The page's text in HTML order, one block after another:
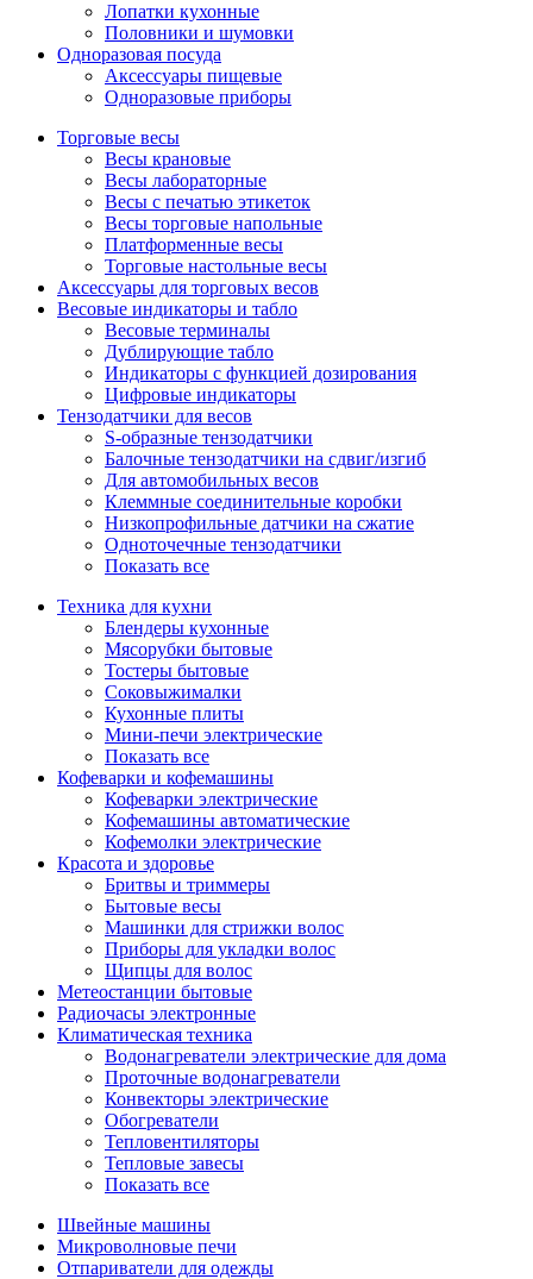
Лопатки кухонные
Половники и шумовки
Одноразовая посуда
Аксессуары пищевые
Одноразовые приборы
Торговые весы
Весы крановые
Весы лабораторные
Весы с печатью этикеток
Весы торговые напольные
Платформенные весы
Торговые настольные весы
Аксессуары для торговых весов
Весовые индикаторы и табло
Весовые терминалы
Дублирующие табло
Индикаторы с функцией дозирования
Цифровые индикаторы
Тензодатчики для весов
S-образные тензодатчики
Балочные тензодатчики на сдвиг/изгиб
Для автомобильных весов
Клеммные соединительные коробки
Низкопрофильные датчики на сжатие
Одноточечные тензодатчики
Показать все
Техника для кухни
Блендеры кухонные
Мясорубки бытовые
Тостеры бытовые
Соковыжималки
Кухонные плиты
Мини-печи электрические
Показать все
Кофеварки и кофемашины
Кофеварки электрические
Кофемашины автоматические
Кофемолки электрические
Красота и здоровье
Бритвы и триммеры
Бытовые весы
Машинки для стрижки волос
Приборы для укладки волос
Щипцы для волос
Метеостанции бытовые
Радиочасы электронные
Климатическая техника
Водонагреватели электрические для дома
Проточные водонагреватели
Конвекторы электрические
Обогреватели
Тепловентиляторы
Тепловые завесы
Показать все
Швейные машины
Микроволновые печи
Отпариватели для одежды